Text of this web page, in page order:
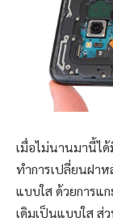
เมื่อไม่นานมานี้ได้
ทำการเปลี่ยนฝาห
แบบใส ด้วยการแ
เดิมเป็นแบบใส ส่